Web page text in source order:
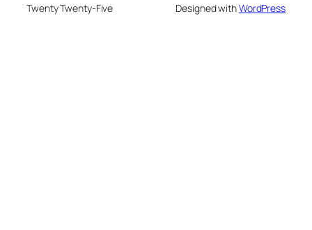
Twenty Twenty-Five Designed withWordPress